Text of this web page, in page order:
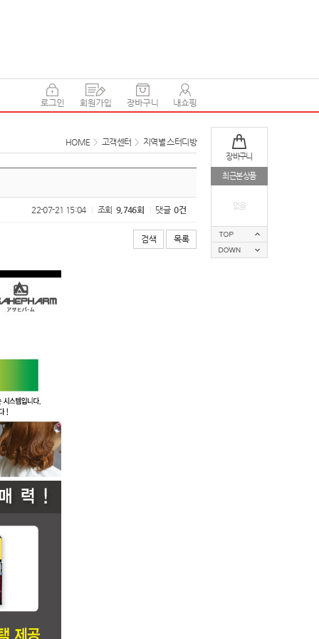
장바구니
최근본상품
없음
HOME > 고객센터 > 지역별 스터디방
22-07-21 15:04 조회 9,746회 댓글 0건
검색 목록